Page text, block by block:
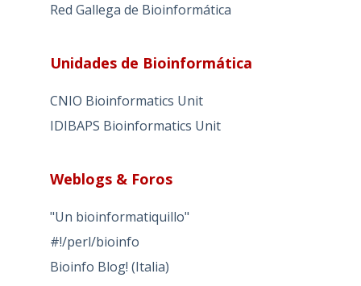
Red Gallega de Bioinformática
Unidades de Bioinformática
CNIO Bioinformatics Unit
IDIBAPS Bioinformatics Unit
Weblogs & Foros
"Un bioinformatiquillo"
#!/perl/bioinfo
Bioinfo Blog! (Italia)